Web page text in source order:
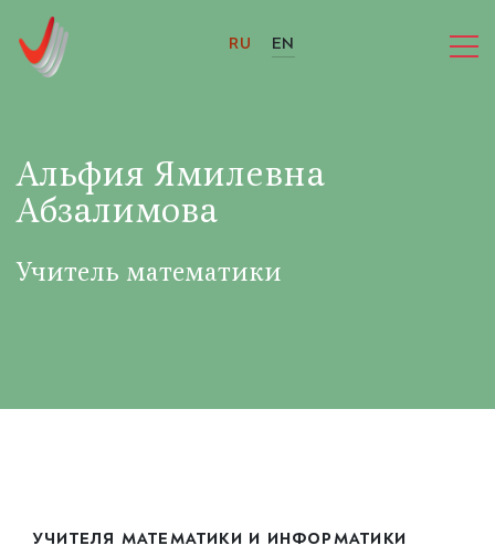
RU EN
Альфия Ямилевна
Абзалимова
Учитель математики
УЧИТЕЛЯ МАТЕМАТИКИ И ИНФОРМАТИКИ